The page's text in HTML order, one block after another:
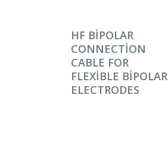
DEVAMINI OKU
HF BIPOLAR
CONNECTION
CABLE FOR
FLEXIBLE BIPOLAR
ELECTRODES